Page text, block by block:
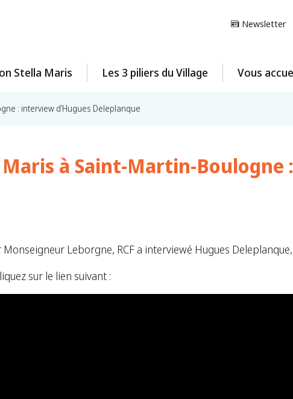
Newsletter
Stella Maris Les 3 piliers du Village Vous
: interview d’Hugues Deleplanque
à Saint-Martin-Boulogne
Leborgne, RCF a interviewé Hugues
sur le lien suivant :